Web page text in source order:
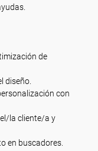
de
diseño.
con
la cliente/a y
en buscadores.